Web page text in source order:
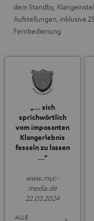
dem Standby,
Aufstellungen, inklusive
Fernbedienung
„… sich
sprichwörtlich
vom imposanten
Klangerlebnis
fesseln zu lassen
…“
www.myc-
media.de
22.03.2024
ALLE